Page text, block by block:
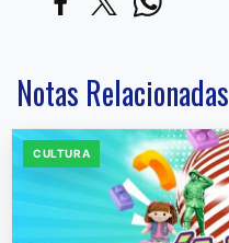
Notas Relacionadas
CULTURA